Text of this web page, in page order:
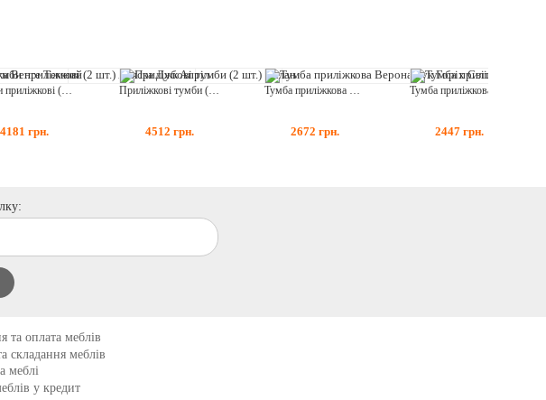
4181 грн.
Приліжкові тумби (2 шт.) Мілан
4512 грн. 2672 грн. 2447 грн.
та оплата меблів
складання меблів
меблі
у кредит